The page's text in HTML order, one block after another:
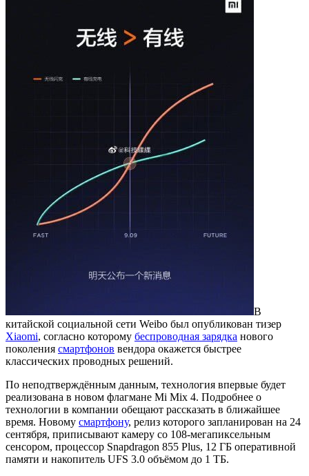
В
китайской социальной сети Weibo был опубликован тизер
Xiaomi, согласно которому беспроводная зарядка нового
поколения смартфонов вендора окажется быстрее
классических проводных решений.
По неподтверждённым данным, технология впервые будет
реализована в новом флагмане Mi Mix 4. Подробнее о
технологии в компании обещают рассказать в ближайшее
время. Новому смартфону, релиз которого запланирован на 24
сентября, приписывают камеру со 108-мегапиксельным
сенсором, процессор Snapdragon 855 Plus, 12 ГБ оперативной
памяти и накопитель UFS 3.0 объёмом до 1 ТБ.